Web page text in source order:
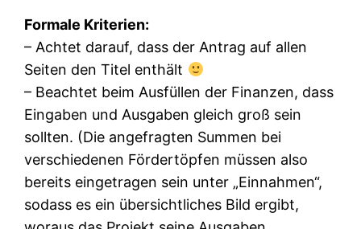
Formale Kriterien:
– Achtet darauf, dass der Antrag auf allen
Seiten den Titel enthält
– Beachtet beim Ausfüllen der Finanzen, dass
Eingaben und Ausgaben gleich groß sein
sollten. (Die angefragten Summen bei
verschiedenen Fördertöpfen müssen also
bereits eingetragen sein unter „Einnahmen“,
sodass es ein übersichtliches Bild ergibt,